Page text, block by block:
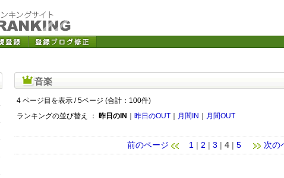
音楽
4 ページ目を表示 / 5ページ (合計：100件)
ランキングの並び替え ： 昨日のIN 昨日のOUT 月間IN
月間OUT
前のページ 1 | 2 | 3 | 4 | 5 次の